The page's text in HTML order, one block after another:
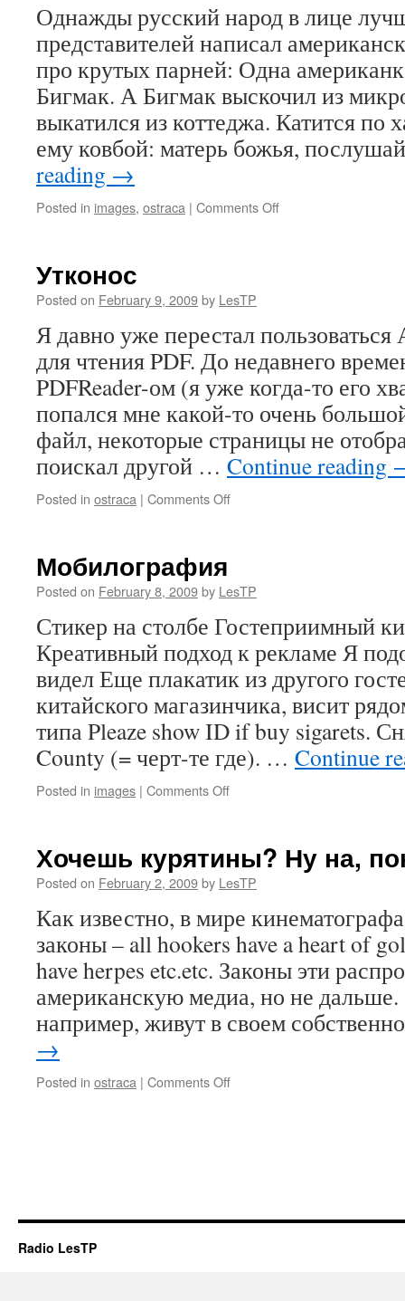
Однажды русский народ в лице
представителей написал
про крутых парней: Одна
Бигмак. А Бигмак выскочил из
выкатился из коттеджа. Катится по
ему ковбой: матерь божья,
reading →
Posted in images, ostraca | Comments Offon
Утконос
Posted on February 9, 2009by LesTP
Я давно уже перестал
для чтения PDF. До недавнего
PDFReader-ом (я уже когда-то его
попался мне какой-то очень
файл, некоторые страницы не
поискал другой … Continue reading
Posted in ostraca | Comments Offon
Мобилография
Posted on February 8, 2009by LesTP
Стикер на столбе Гостеприимный
Креативный подход к рекламе Я
видел Еще плакатик из другого
китайского магазинчика, висит
типа Pleaze show ID if buy sigarets.
County (= черт-те где). … Continue
Posted in images | Comments Offon
Хочешь курятины? Ну на,
Posted on February 2, 2009by LesTP
Как известно, в мире
законы – all hookers have a heart of
have herpes etc.etc. Законы эти
американскую медиа, но не дальше.
например, живут в своем
→
Posted in ostraca | Comments Offon
Radio LesTP